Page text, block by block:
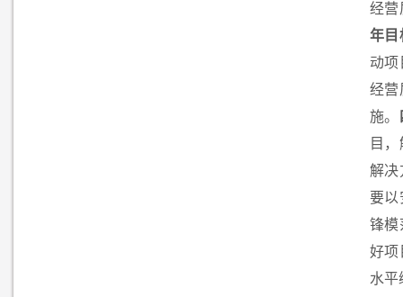
经营
年目
动项
经营
施。
目
解决
要以
锋模
好项
水平